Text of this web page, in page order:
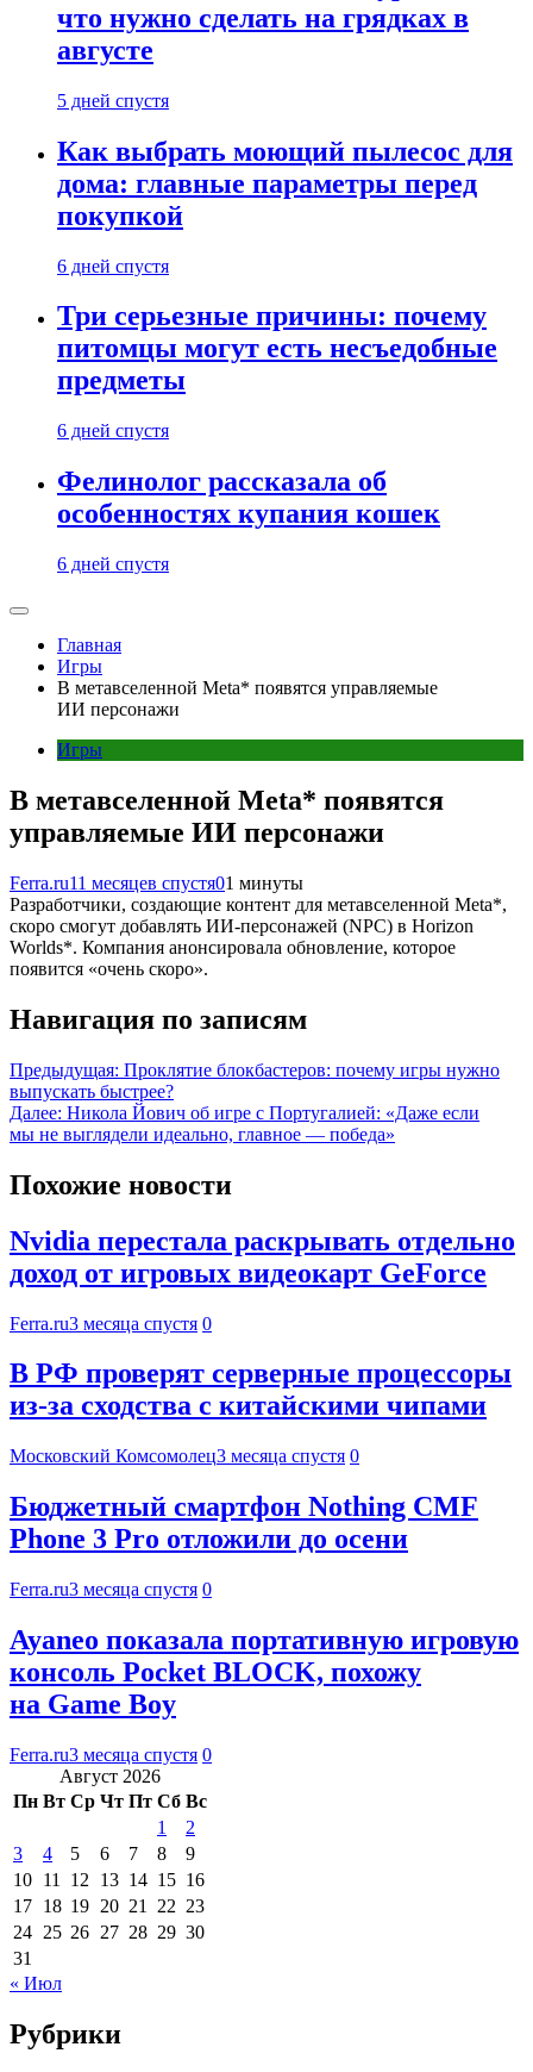
что нужно сделать на грядках в
августе
5 дней спустя
Как выбрать моющий пылесос для
дома: главные параметры перед
покупкой
6 дней спустя
Три серьезные причины: почему
питомцы могут есть несъедобные
предметы
6 дней спустя
Фелинолог рассказала об
особенностях купания кошек
6 дней спустя
Главная
Игры
В метавселенной Meta* появятся управляемые
ИИ персонажи
Игры
В метавселенной Meta* появятся
управляемые ИИ персонажи
Ferra.ru11 месяцев спустя01 минуты
Разработчики, создающие контент для метавселенной Meta*,
скоро смогут добавлять ИИ-персонажей (NPC) в Horizon
Worlds*. Компания анонсировала обновление, которое
появится «очень скоро».
Навигация по записям
Предыдущая: Проклятие блокбастеров: почему игры нужно
выпускать быстрее?
Далее: Никола Йович об игре с Португалией: «Даже если
мы не выглядели идеально, главное — победа»
Похожие новости
Nvidia перестала раскрывать отдельно
доход от игровых видеокарт GeForce
Ferra.ru3 месяца спустя 0
В РФ проверят серверные процессоры
из-за сходства с китайскими чипами
Московский Комсомолец3 месяца спустя 0
Бюджетный смартфон Nothing CMF
Phone 3 Pro отложили до осени
Ferra.ru3 месяца спустя 0
Ayaneo показала портативную игровую
консоль Pocket BLOCK, похожу
на Game Boy
Ferra.ru3 месяца спустя 0
Август 2026
Пн Вт Ср Чт Пт Сб Вс
1
2
3
4 5 6 7 8
9
10 11 12 13 14 15 16
17 18 19 20 21 22 23
24 25 26 27 28 29 30
31
« Июл
Рубрики